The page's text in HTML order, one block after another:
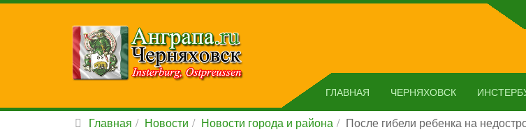
ГЛАВНАЯ ЧЕРНЯХОВСК
Главная Новости Новости города и района После гибели ребенка на